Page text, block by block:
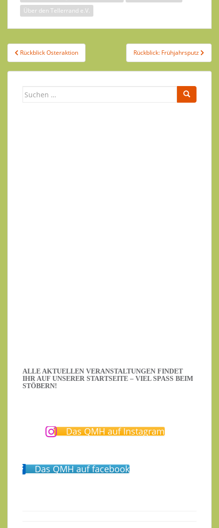
Über den Tellerrand e.V.
Beitragsnavigation
Rückblick Osteraktion Rückblick: Frühjahrsputz
Suchen
ALLE AKTUELLEN VERANSTALTUNGEN FINDET
IHR AUF UNSERER STARTSEITE – VIEL SPASS BEIM S
TÖBERN!
Das QMH auf Instagram
Das QMH auf facebook